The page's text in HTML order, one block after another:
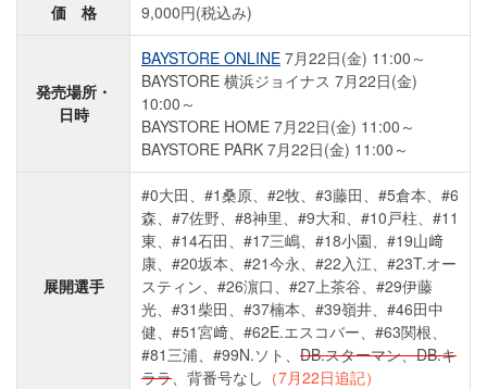
価 格 9,000円(税込み)
発売場所・
日時
BAYSTORE ONLINE 7月22日(金) 11:00～
BAYSTORE 横浜ジョイナス 7月22日(金)
10:00～
BAYSTORE HOME 7月22日(金) 11:00～
BAYSTORE PARK 7月22日(金) 11:00～
展開選手
#0大田、#1桑原、#2牧、#3藤田、#5倉本、#6
森、#7佐野、#8神里、#9大和、#10戸柱、#11
東、#14石田、#17三嶋、#18小園、#19山﨑
康、#20坂本、#21今永、#22入江、#23T.オー
スティン、#26濵口、#27上茶谷、#29伊藤
光、#31柴田、#37楠本、#39嶺井、#46田中
健、#51宮﨑、#62E.エスコバー、#63関根、
#81三浦、#99N.ソト、 DB.スターマン、DB.キ
ララ、背番号なし （7月22日追記）